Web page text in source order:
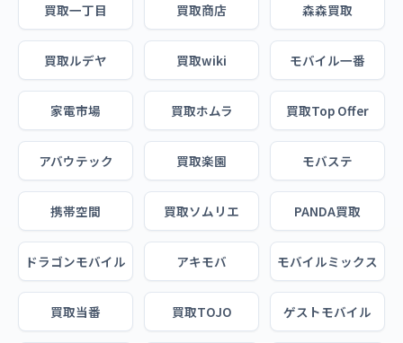
買取一丁目 買取商店 森森買取
買取ルデヤ 買取wiki モバイル一番
家電市場 買取ホムラ 買取Top Offer
アバウテック 買取楽園 モバステ
携帯空間 買取ソムリエ PANDA買取
ドラゴンモバイル アキモバ モバイルミックス
買取当番 買取TOJO ゲストモバイル